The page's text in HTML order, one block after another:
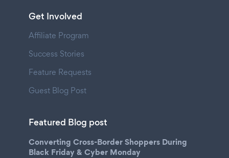
Get Involved
Affiliate Program
Success Stories
Feature Requests
Guest Blog Post
Featured Blog post
Converting Cross-Border Shoppers During
Black Friday & Cyber Monday